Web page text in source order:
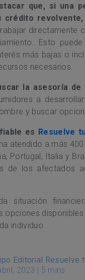
que, si una
crédito
Esto
más bajas o
necesarios.
la asesoría
a
y buscar
es Resuelve
atendido a más
Portugal, Italia y
de los afectados
situación
opciones
individuo.
Editorial Resuelve
2023 | 5 mins